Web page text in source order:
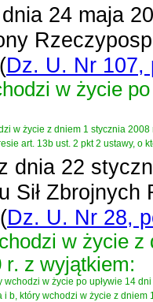
24 maja
Dz. U. Nr 107,
w życie
w życie z dniem 1 stycznia 2008
art. 13b ust. 2 pkt 2 ustawy, o
dnia 22
Sił
(Dz. U. Nr 28,
w życie z
r. z wyjątkiem:
wchodzi w życie po upływie 14
i b, który wchodzi w życie z dniem